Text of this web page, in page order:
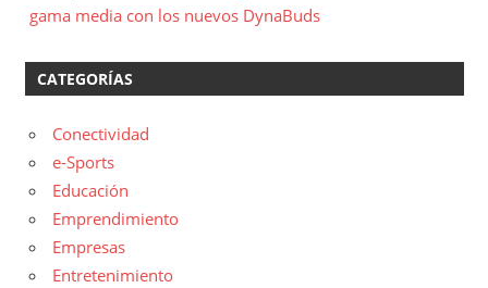
gama media con los nuevos DynaBuds
CATEGORÍAS
Conectividad
e-Sports
Educación
Emprendimiento
Empresas
Entretenimiento